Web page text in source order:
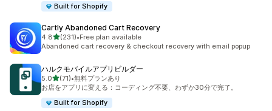
Built for Shopify
Cartly Abandoned Cart Recovery
4.85つ星中
(231)
合計レビュー数：231件
•Free plan available
Abandoned cart recovery & checkout recovery with email popup
ハルクモバイルアプリビルダー
5.05つ星中
(71)
合計レビュー数：71件
•無料プランあり
お店をアプリに変える：コーディング不要、わずか30分で完了。
Built for Shopify